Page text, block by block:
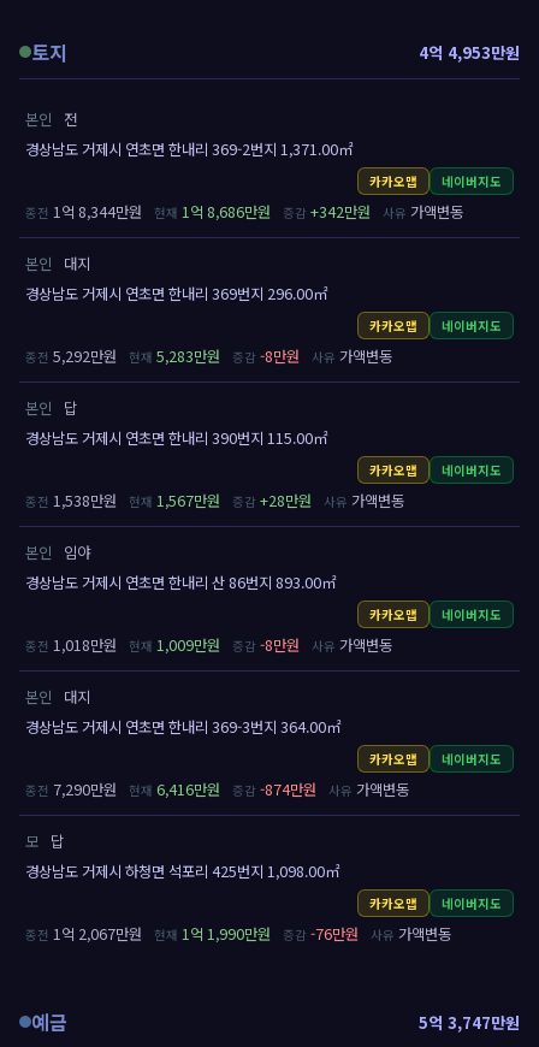
토지 4억 4,953만원
본인
전
경상남도 거제시 연초면 한내리 369-2번지 1,371.00㎡
카카오맵 네이버지도
1억 8,344만원 1억 8,686만원 +342만원 가액변동
본인
대지
경상남도 거제시 연초면 한내리 369번지 296.00㎡
카카오맵 네이버지도
5,292만원 5,283만원 -8만원 가액변동
본인
답
경상남도 거제시 연초면 한내리 390번지 115.00㎡
카카오맵 네이버지도
1,538만원 1,567만원 +28만원 가액변동
본인
임야
경상남도 거제시 연초면 한내리 산 86번지 893.00㎡
카카오맵 네이버지도
1,018만원 1,009만원 -8만원 가액변동
본인
대지
경상남도 거제시 연초면 한내리 369-3번지 364.00㎡
카카오맵 네이버지도
7,290만원 6,416만원 -874만원 가액변동
모
답
경상남도 거제시 하청면 석포리 425번지 1,098.00㎡
카카오맵 네이버지도
1억 2,067만원 1억 1,990만원 -76만원 가액변동
예금 5억 3,747만원